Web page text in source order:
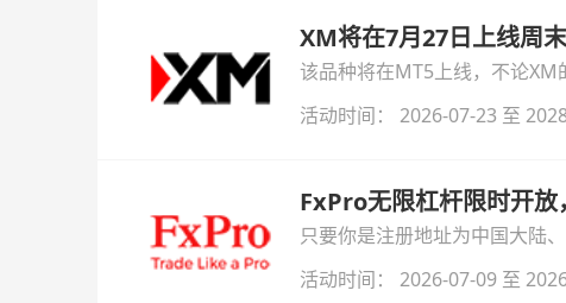
XM将在7月27日上线周
该品种将在MT5上线，不论XM
活动时间： 2026-07-23 至
FxPro无限杠杆限时开
只要你是注册地址为中国大陆
自动解锁无限倍杠杆福利，无需
活动时间： 2026-07-09 至